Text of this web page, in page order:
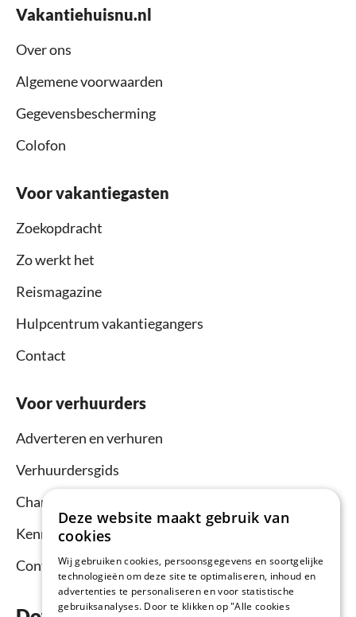
Vakantiehuisnu.nl
Over ons
Algemene voorwaarden
Gegevensbescherming
Colofon
Voor vakantiegasten
Zoekopdracht
Zo werkt het
Reismagazine
Hulpcentrum vakantiegangers
Contact
Voor verhuurders
Adverteren en verhuren
Verhuurdersgids
Channel Manager
Kennisbank verhuurders
Contact
Deze website maakt gebruik van
cookies
Wij gebruiken cookies, persoonsgegevens en soortgelijke
technologieën om deze site te optimaliseren, inhoud en
advertenties te personaliseren en voor statistische
gebruiksanalyses. Door te klikken op "Alle cookies